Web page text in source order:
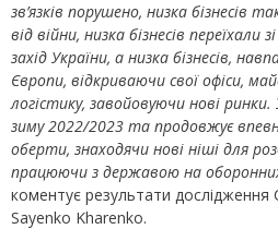
зв’язків порушено, низка бізнесів
від війни, низка бізнесів переїхали
захід України, а низка бізнесів,
Європи, відкриваючи свої офіси,
логістику, завойовуючи нові ринки.
зиму 2022/2023 та продовжує
оберти, знаходячи нові ніші для
працюючи з державою на
коментує результати дослідження
Sayenko Kharenko.